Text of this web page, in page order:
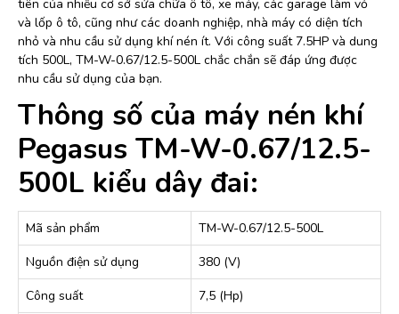
tiên của nhiều cơ sở sửa chữa ô tô, xe máy, các garage làm vỏ
và lốp ô tô, cũng như các doanh nghiệp, nhà máy có diện tích
nhỏ và nhu cầu sử dụng khí nén ít. Với công suất 7.5HP và dung
tích 500L, TM-W-0.67/12.5-500L chắc chắn sẽ đáp ứng được
nhu cầu sử dụng của bạn.
Thông số của máy nén khí
Pegasus TM-W-0.67/12.5-
500L kiểu dây đai:
Mã sản phẩm
TM-W-0.67/12.5-500L
Nguồn điện sử dụng
380 (V)
Công suất
7,5 (Hp)